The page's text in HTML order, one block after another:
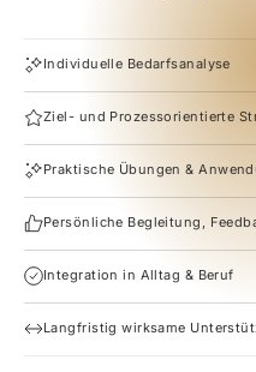
Individuelle Bedarfsanalyse
Ziel- und Prozessorientierte
Praktische Übungen &
Persönliche Begleitung,
Integration in Alltag & Beruf
Langfristig wirksame